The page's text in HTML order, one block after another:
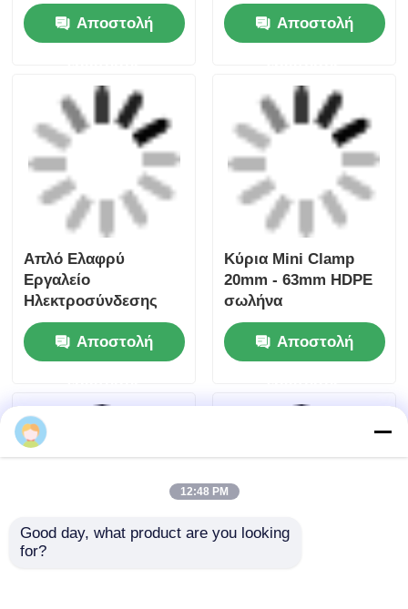
Εργαλεία
ηλεκτροσύνδεσης 20
mm - 63 mm
Αποστολή
ερώτησης
Uniprep 1 Εργαλεία
ηλεκτροσύνθεσης
από ανοξείδωτο
χάλυβα
Αποστολή
ερώτησης
Αρχική Σελίδα Περίπου εμείς επαφή
Desktop Site
ΠοιότηταΜηχανή συγκόλλησης με πυρήναΚίνα
12:48 PM
Good day, what product are you looking
for?